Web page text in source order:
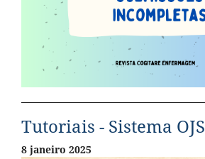
Tutoriais - Sistema OJS
8 janeiro 2025